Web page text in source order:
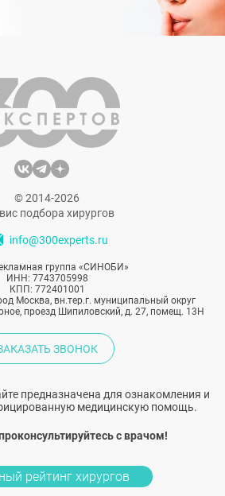
© 2014-2026
подбора хирургов
info@300experts.ru
группа «СИНОБИ»
ИНН: 7743705998
КПП: 772401001
Москва, вн.тер.г. муниципальный округ
проезд Шипиловский, д. 27, помещ. 13Н
ЗВОНОК
предназначена для ознакомления и
медицинскую помощь.
с врачом!
рейтинг хирургов